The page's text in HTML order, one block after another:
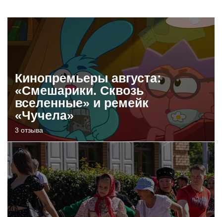
Кинопремьеры августа:
«Смешарики. Сквозь
вселенные» и ремейк
«Чучела»
3 отзыва